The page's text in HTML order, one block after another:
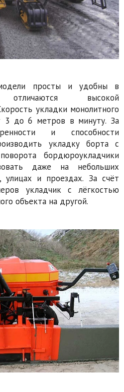
просты и удобны в
высокой
укладки монолитного
3 до 6 метров в минуту. За
и способности
укладку борта с
бордюроукладчики
даже на небольших
улицах и проездах. За счёт
укладчик с лёгкостью
объекта на другой.